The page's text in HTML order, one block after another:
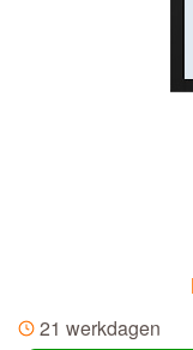
21 werkdagen